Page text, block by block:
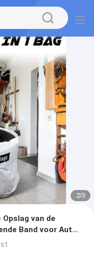
2/3
van de
Band voor Auto
st